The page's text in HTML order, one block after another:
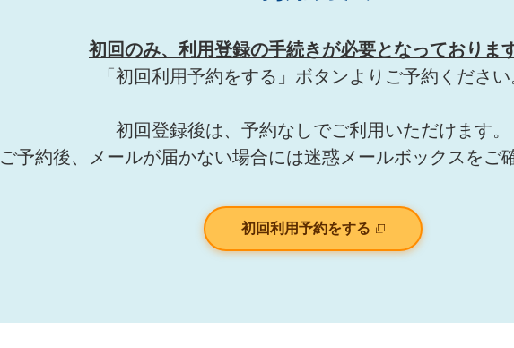
初回のみ、利用登録の手続きが必要となっております
「初回利用予約をする」ボタンよりご予約ください
初回登録後は、予約なしでご利用いただけます。
ご予約後、メールが届かない場合には迷惑メールボックスをご
初回利用予約をする